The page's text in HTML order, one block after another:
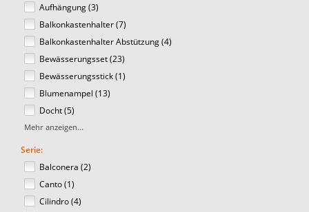
Aufhängung (3)
Balkonkastenhalter (7)
Balkonkastenhalter Abstützung (4)
Bewässerungsset (23)
Bewässerungsstick (1)
Blumenampel (13)
Docht (5)
Mehr anzeigen...
Serie:
Balconera (2)
Canto (1)
Cilindro (4)